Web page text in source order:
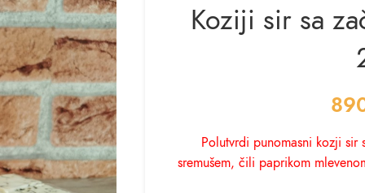
Koziji sir sa
Polutvrdi punomasni kozji sir
sremušem, čili paprikom